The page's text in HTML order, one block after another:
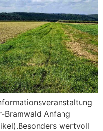
Bramwald Anfang
wertvoll